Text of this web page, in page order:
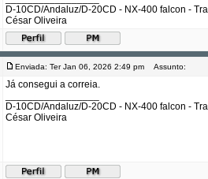
D-10CD/Andaluz/D-20CD - NX-400 falcon -
César Oliveira
Enviada: Ter Jan 06, 2026 2:49 pm Assunto:
Já consegui a correia.
D-10CD/Andaluz/D-20CD - NX-400 falcon -
César Oliveira